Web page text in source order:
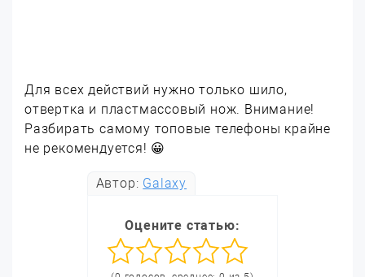
Для всех действий нужно только шило,
отвертка и пластмассовый нож. Внимание!
Разбирать самому топовые телефоны крайне
не рекомендуется! 😀
Автор: Galaxy
Оцените статью: